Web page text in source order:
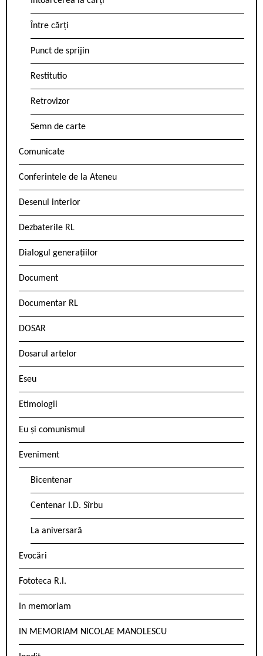
Între cărți
Punct de sprijin
Restitutio
Retrovizor
Semn de carte
Comunicate
Conferintele de la Ateneu
Desenul interior
Dezbaterile RL
Dialogul generațiilor
Document
Documentar RL
DOSAR
Dosarul artelor
Eseu
Etimologii
Eu și comunismul
Eveniment
Bicentenar
Centenar I.D. Sîrbu
La aniversară
Evocări
Fototeca R.l.
In memoriam
IN MEMORIAM NICOLAE MANOLESCU